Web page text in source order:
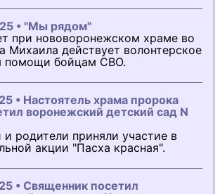
• "Мы рядом"
при нововоронежском храме во
Михаила действует волонтерское
помощи бойцам СВО.
• Настоятель храма пророка
воронежский детский сад N
и родители приняли участие в
акции "Пасха красная".
• Священник посетил